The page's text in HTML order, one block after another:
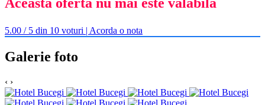
5.00 / 5 din 10 voturi | Acorda o nota
Galerie foto
‹ ›